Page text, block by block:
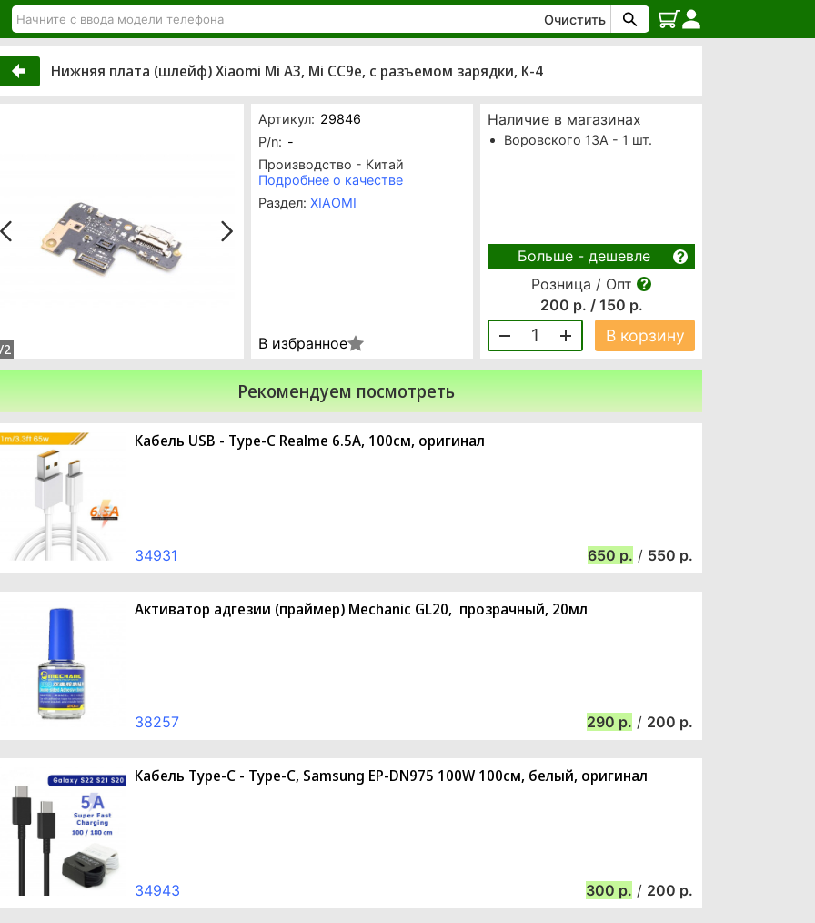
Очистить
Нижняя плата (шлейф) Xiaomi Mi A3, Mi CC9e, с разъемом зарядки, К-4
2
Артикул: 29846
P/n: -
Производство - Китай
Подробнее о качестве
Раздел: XIAOMI
В избранное
Наличие в магазинах
Воровского 13А - 1 шт.
Больше - дешевле
Розница / Опт
200 р. / 150 р.
1 В корзину
Рекомендуем посмотреть
Кабель USB - Type-C Realme 6.5A, 100см, оригинал
34931 650 / 550
Активатор адгезии (праймер) Mechanic GL20, прозрачный, 20мл
38257 290 / 200
Кабель Type-C - Type-C, Samsung EP-DN975 100W 100см, белый, оригинал
34943 300 / 200